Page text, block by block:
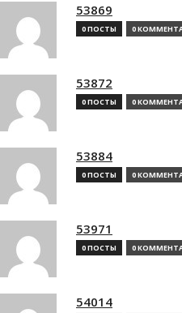
53869
0 ПОСТЫ 0
53872
0 ПОСТЫ 0
53884
0 ПОСТЫ 0
53971
0 ПОСТЫ 0
54014